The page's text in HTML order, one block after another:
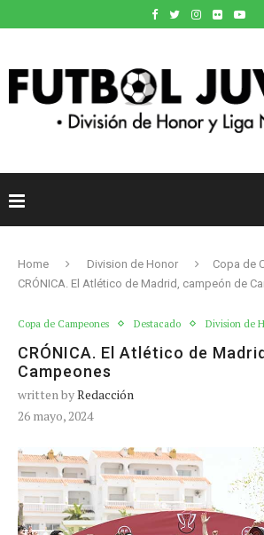
Home Division de Honor
Copa de
CRÓNICA. El Atlético de Madrid, campeón de
Copa de Campeones Destacado Division de
CRÓNICA. El Atlético de
Campeones
written byRedacción
26 mayo, 2024